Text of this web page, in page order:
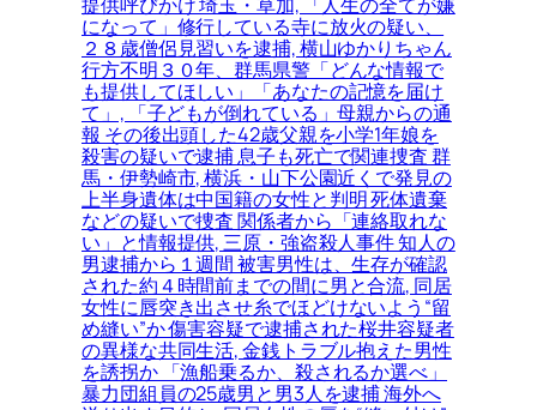
になって」修行している寺に放火の疑い、
２８歳僧侶見習いを逮捕, 横山ゆかりちゃん
行方不明３０年、群馬県警「どんな情報で
も提供してほしい」「あなたの記憶を届け
て」, 「子どもが倒れている」母親からの通
報 その後出頭した42歳父親を小学1年娘を
殺害の疑いで逮捕 息子も死亡で関連捜査 群
馬・伊勢崎市, 横浜・山下公園近くで発見の
上半身遺体は中国籍の女性と判明 死体遺棄
などの疑いで捜査 関係者から「連絡取れな
い」と情報提供, 三原・強盗殺人事件 知人の
男逮捕から１週間 被害男性は、生存が確認
された約４時間前までの間に男と合流, 同居
女性に唇突き出させ糸でほどけないよう“留
め縫い”か 傷害容疑で逮捕された桜井容疑者
の異様な共同生活, 金銭トラブル抱えた男性
を誘拐か 「漁船乗るか、殺されるか選べ」
暴力団組員の25歳男と男3人を逮捕 海外へ